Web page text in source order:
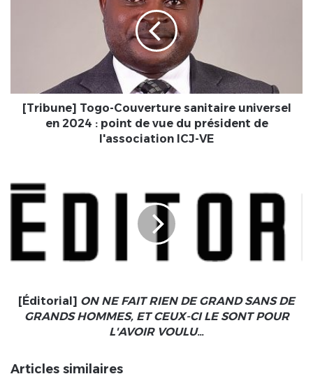
point
ICJ-
[Tribune] Togo-Couverture sanitaire universel
en 2024 : point de vue du président de
l'association ICJ-VE
ON
NE
RIEN
GRAND
GRANDS
HOMMES,
LE
[Éditorial] ON NE FAIT RIEN DE GRAND SANS DE
GRANDS HOMMES, ET CEUX-CI LE SONT POUR
L'AVOIR VOULU…
Articles similaires